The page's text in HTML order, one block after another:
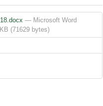
— Microsoft Word
(71629 bytes)